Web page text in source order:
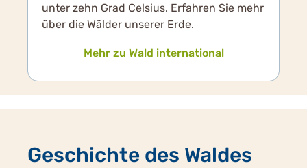
unter zehn Grad Celsius. Erfahren Sie mehr
über die Wälder unserer Erde.
Mehr zu Wald international
Geschichte des Waldes